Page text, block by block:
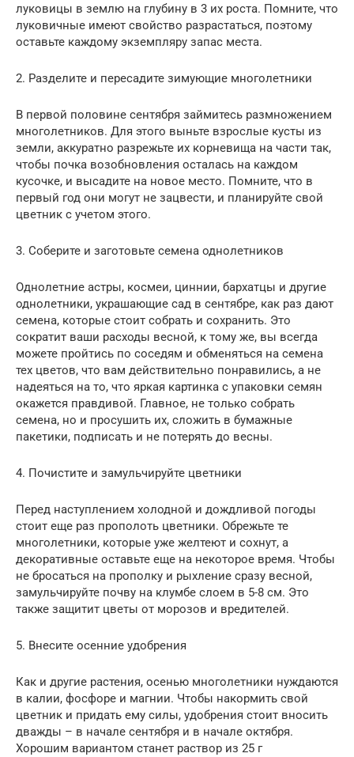
луковицы в землю на глубину в 3 их роста. Помните, что
луковичные имеют свойство разрастаться, поэтому
оставьте каждому экземпляру запас места.
2. Разделите и пересадите зимующие многолетники
В первой половине сентября займитесь размножением
многолетников. Для этого выньте взрослые кусты из
земли, аккуратно разрежьте их корневища на части так,
чтобы почка возобновления осталась на каждом
кусочке, и высадите на новое место. Помните, что в
первый год они могут не зацвести, и планируйте свой
цветник с учетом этого.
3. Соберите и заготовьте семена однолетников
Однолетние астры, космеи, циннии, бархатцы и другие
однолетники, украшающие сад в сентябре, как раз дают
семена, которые стоит собрать и сохранить. Это
сократит ваши расходы весной, к тому же, вы всегда
можете пройтись по соседям и обменяться на семена
тех цветов, что вам действительно понравились, а не
надеяться на то, что яркая картинка с упаковки семян
окажется правдивой. Главное, не только собрать
семена, но и просушить их, сложить в бумажные
пакетики, подписать и не потерять до весны.
4. Почистите и замульчируйте цветники
Перед наступлением холодной и дождливой погоды
стоит еще раз прополоть цветники. Обрежьте те
многолетники, которые уже желтеют и сохнут, а
декоративные оставьте еще на некоторое время. Чтобы
не бросаться на прополку и рыхление сразу весной,
замульчируйте почву на клумбе слоем в 5-8 см. Это
также защитит цветы от морозов и вредителей.
5. Внесите осенние удобрения
Как и другие растения, осенью многолетники нуждаются
в калии, фосфоре и магнии. Чтобы накормить свой
цветник и придать ему силы, удобрения стоит вносить
дважды – в начале сентября и в начале октября.
Хорошим вариантом станет раствор из 25 г